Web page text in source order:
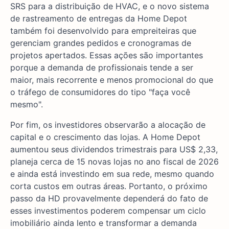
SRS para a distribuição de HVAC, e o novo sistema
de rastreamento de entregas da Home Depot
também foi desenvolvido para empreiteiras que
gerenciam grandes pedidos e cronogramas de
projetos apertados. Essas ações são importantes
porque a demanda de profissionais tende a ser
maior, mais recorrente e menos promocional do que
o tráfego de consumidores do tipo "faça você
mesmo".
Por fim, os investidores observarão a alocação de
capital e o crescimento das lojas. A Home Depot
aumentou seus dividendos trimestrais para US$ 2,33,
planeja cerca de 15 novas lojas no ano fiscal de 2026
e ainda está investindo em sua rede, mesmo quando
corta custos em outras áreas. Portanto, o próximo
passo da HD provavelmente dependerá do fato de
esses investimentos poderem compensar um ciclo
imobiliário ainda lento e transformar a demanda